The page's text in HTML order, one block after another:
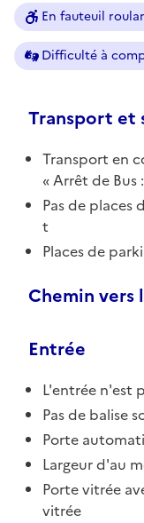
En fauteuil
Difficulté à
Transport et
Transport en
Arrêt de Bus
Pas de places
t
Places de
Chemin vers
Entrée
L'entrée n'est
Pas de balise
Porte
Largeur d'au
Porte vitrée
vitrée